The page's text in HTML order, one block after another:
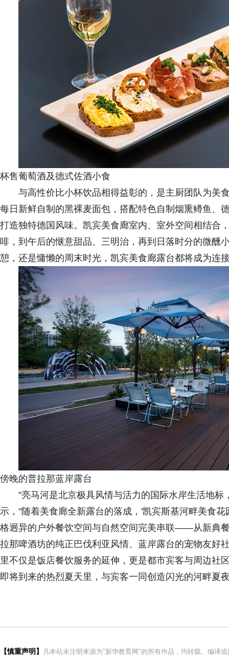
杯售葡萄酒及德式佐酒小食
与高性价比小杯饮品相得益彰的，是主厨团队为美
每日新鲜自制的黑裸麦面包，搭配特色自制烟熏鳟鱼、
打造独特德国风味。凯宾美食廊室内、室外空间相结合
啡，到午后的惬意甜品、三明治，再到日落时分的微醺
憩，还是慵懒的周末时光，凯宾美食廊露台都将成为连
傍晚的普拉那蓝岸露台
"亮马河是北京极具风情与活力的国际水岸生活地
示，"随着美食廊全新露台的落成，'凯宾斯基河畔美食
格迥异的户外餐饮空间与自然空间完美串联——从新典
拉那啤酒坊的纯正巴伐利亚风情、蓝岸露台的宠物友好
里不仅是饭店餐饮服务的延伸，更是都市宾客与周边社
即将到来的热烈夏天里，与宾客一同创造闪光的河畔夏
【慎重声明】
凡本站未注明来源为"新华教育网"的所有作品，均转载、编译